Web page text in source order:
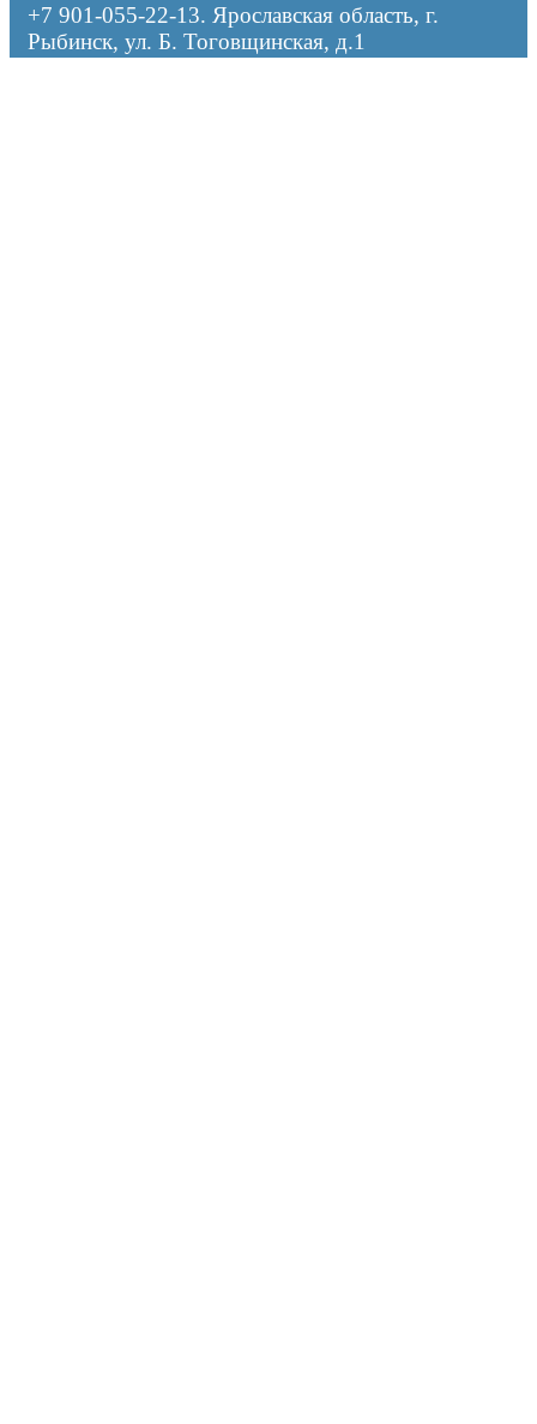
+7 901-055-22-13. Ярославская область, г.
Рыбинск, ул. Б. Тоговщинская, д.1
Оформляя заказ, я даю согласие на обработку персональных данных